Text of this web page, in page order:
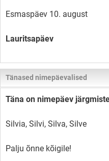
Esmaspäev 10. august
Lauritsapäev
Tänased nimepäevalised
Täna on nimepäev
Silvia, Silvi, Silva, Silve
Palju õnne kõigile!